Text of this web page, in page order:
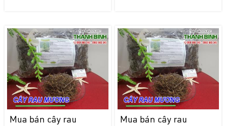
Mua bán cây rau
Mua bán cây rau